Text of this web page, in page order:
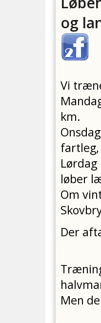
og
Vi
km.
løber
Om
Der
Men